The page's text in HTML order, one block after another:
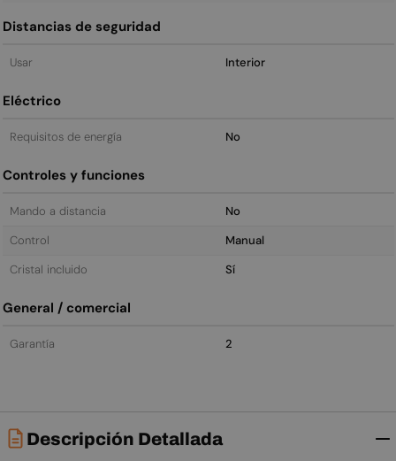
Distancias de seguridad
Usar Interior
Eléctrico
Requisitos de energía No
Controles y funciones
Mando a distancia
No
Control
Manual
Cristal incluido
Sí
General / comercial
Garantía 2
Descripción Detallada